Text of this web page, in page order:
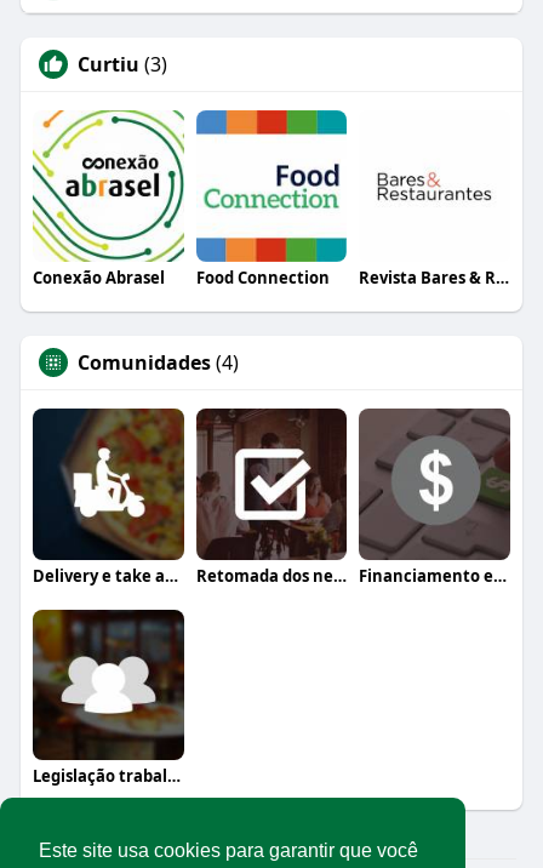
Este site usa cookies para garantir que você
Curtiu (3)
Conexão Abrasel Food Connection Revista Bares & Restaurantes
Comunidades(4)
Delivery e take away Retomada dos negócios Financiamento e crédito
Legislação trabalhista